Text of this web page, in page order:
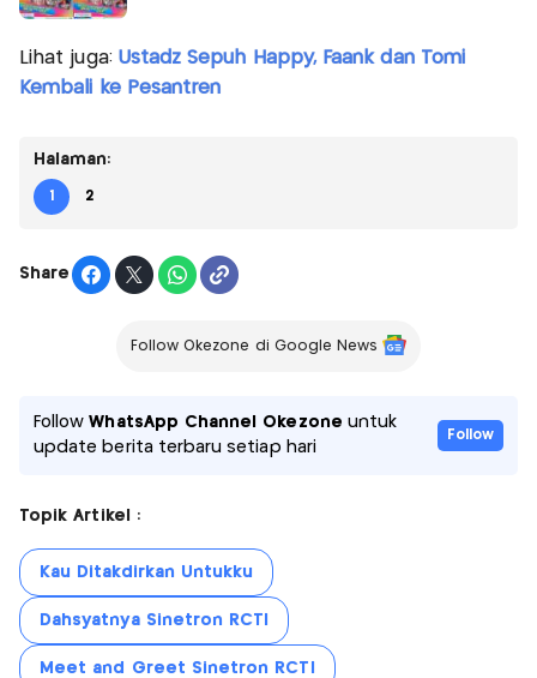
Lihat juga: Ustadz Sepuh Happy, Faank dan Tomi
Kembali ke Pesantren
Halaman:
1 2
Share
Follow Okezone di Google News
FollowWhatsApp Channel Okezone untuk
update berita terbaru setiap hari
Follow
Topik Artikel :
Kau Ditakdirkan Untukku
Dahsyatnya Sinetron RCTI
Meet and Greet Sinetron RCTI